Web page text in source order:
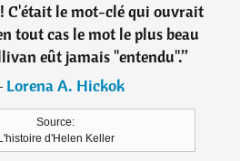
C'était le mot-clé qui ouvrait
tout cas le mot le plus beau
eût jamais "entendu".”
Lorena A. Hickok
Source:
L'histoire d'Helen Keller